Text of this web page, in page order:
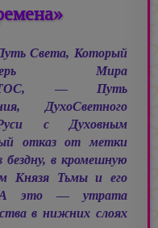
Света, Который
Мира
—Путь
ДухоСветного
с Духовным
отказ от метки
в кромешную
Князя Тьмы и его
А это — утрата
в нижних слоях